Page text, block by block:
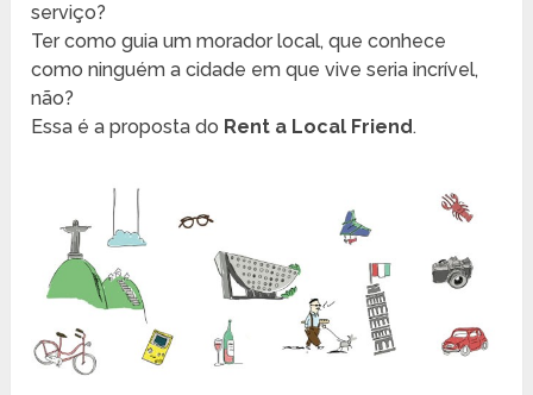
serviço?
Ter como guia um morador local, que conhece
como ninguém a cidade em que vive seria incrível,
não?
Essa é a proposta do Rent a Local Friend.